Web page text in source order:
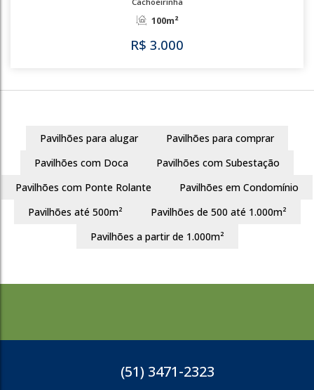
R$3.000
100m²
Pavilhões para alugar
Pavilhões para comprar
Pavilhões com Doca
Pavilhões com Subestação
Pavilhões com Ponte Rolante
Pavilhões em Condomínio
Pavilhões até 500m²
Pavilhões de 500 até 1.000m²
Pavilhões a partir de 1.000m²
(51) 3471-2323